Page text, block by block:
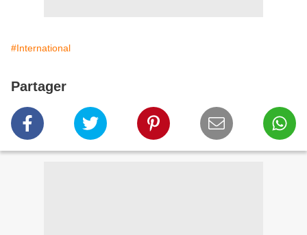
#International
Partager